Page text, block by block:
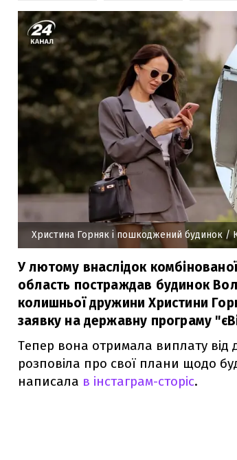
Христина Горняк і пошкоджений будинок/
У лютому внаслідок
область постраждав будинок
колишньої дружини Христини
заявку на державну програму
Тепер вона отримала виплату
розповіла про свої плани щодо
написала в інстаграм-сторіс.